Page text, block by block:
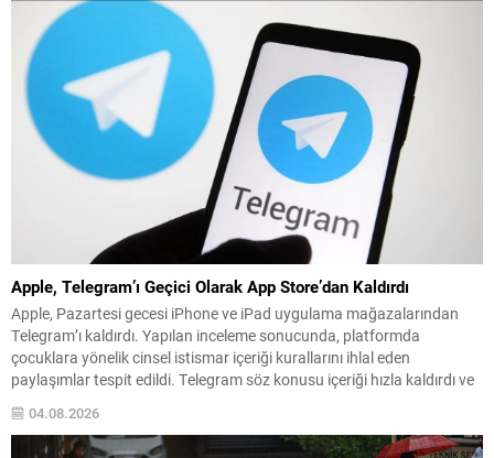
Apple, Telegram’ı Geçici Olarak App Store’dan Kaldırdı
Apple, Pazartesi gecesi iPhone ve iPad uygulama mağazalarından
Telegram’ı kaldırdı. Yapılan inceleme sonucunda, platformda
çocuklara yönelik cinsel istismar içeriği kurallarını ihlal eden
paylaşımlar tespit edildi. Telegram söz konusu içeriği hızla kaldırdı ve
paylaşımı yapan kullanıcıyı engelledi; bu adımların ardından uygulama
yeniden App Store’da yer aldı. Apple’ın İncelemesi ve Telegram’ın
Yanıtı...
04.08.2026